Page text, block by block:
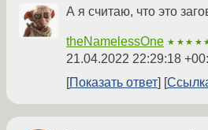
А я считаю, что это
theNamelessOne
21.04.2022 22:29:18
Показать ответ